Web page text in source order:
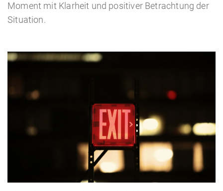
Moment mit Klarheit und positiver Betrachtung der
Situation.